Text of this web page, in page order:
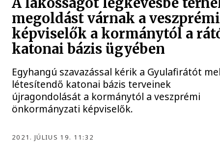
megoldást várnak a veszprémi
képviselők a kormánytól a
katonai bázis ügyében
Egyhangú szavazással kérik a Gyulafirátót
létesítendő katonai bázis terveinek
újragondolását a kormánytól a veszprémi
önkormányzati képviselők.
2021. JÚLIUS 19. 11:32